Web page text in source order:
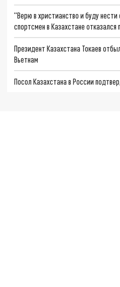
"Верю в христианство и буду
спортсмен в Казахстане отказался
Президент Казахстана Токаев
Вьетнам
Посол Казахстана в России